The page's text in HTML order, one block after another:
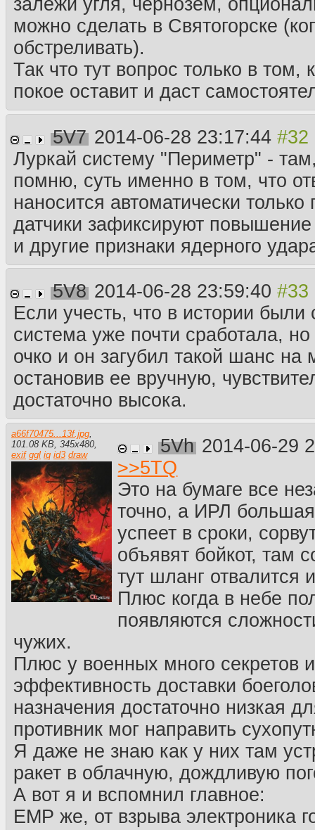
залежи угля, чернозём,
можно сделать в Святогорске
обстреливать).
Так что тут вопрос только в том,
покое оставит и даст
5V7 2014-06-28 23:17:44
Луркай систему "Периметр" -
помню, суть именно в том, что
наносится автоматически только
датчики зафиксируют
и другие признаки ядерного
5V8 2014-06-28 23:59:40
Если учесть, что в истории были
система уже почти сработала, но
очко и он загубил такой шанс на
остановив ее вручную,
достаточно высока.
a66f70475...13f.jpg,
101.08 KB, 345x480,
exif ggl iq id3 draw 5Vh 2014-06-29
>>5TQ
Это на бумаге все
точно, а ИРЛ большая
успеет в сроки,
объявят бойкот, там
тут шланг отвалится
Плюс когда в небе
появляются
чужих.
Плюс у военных много секретов
эффективность доставки
назначения достаточно низкая
противник мог направить
Я даже не знаю как у них там
ракет в облачную, дождливую
А вот я и вспомнил главное:
EMP же, от взрыва электроника